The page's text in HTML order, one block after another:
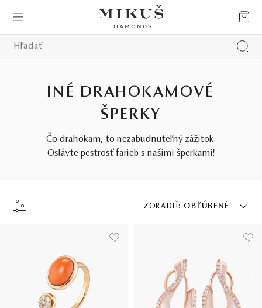
INÉ DRAHOKAMOVÉ
ŠPERKY
Čo drahokam, to nezabudnuteľný zážitok.
Oslávte pestrosť farieb s našimi šperkami!
ZORADIŤ: OBĽÚBENÉ